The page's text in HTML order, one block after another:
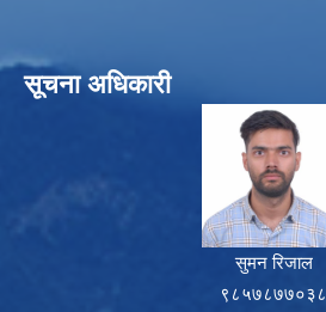
सूचना अधिकारी
सुमन रिजाल
९८५७८७७०३८